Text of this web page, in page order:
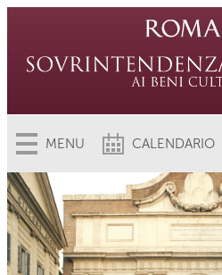
MENU CALENDARIO